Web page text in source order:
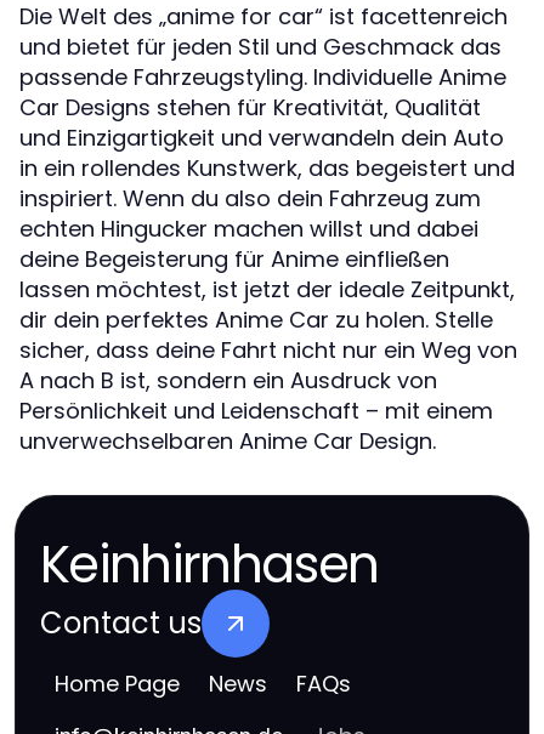
Die Welt des „anime for car“ ist facettenreich
und bietet für jeden Stil und Geschmack das
passende Fahrzeugstyling. Individuelle Anime
Car Designs stehen für Kreativität, Qualität
und Einzigartigkeit und verwandeln dein Auto
in ein rollendes Kunstwerk, das begeistert und
inspiriert. Wenn du also dein Fahrzeug zum
echten Hingucker machen willst und dabei
deine Begeisterung für Anime einfließen
lassen möchtest, ist jetzt der ideale Zeitpunkt,
dir dein perfektes Anime Car zu holen. Stelle
sicher, dass deine Fahrt nicht nur ein Weg von
A nach B ist, sondern ein Ausdruck von
Persönlichkeit und Leidenschaft – mit einem
unverwechselbaren Anime Car Design.
Keinhirnhasen
Contact us
Home Page News FAQs